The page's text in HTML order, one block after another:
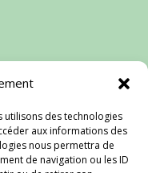
utilisons des technologies
aux informations des
nous permettra de
de navigation ou les ID